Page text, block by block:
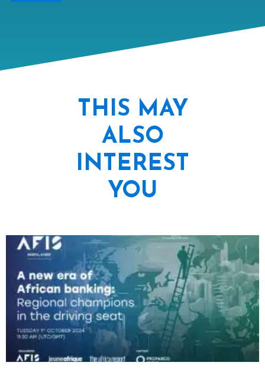
THIS MAY
ALSO
INTEREST
YOU